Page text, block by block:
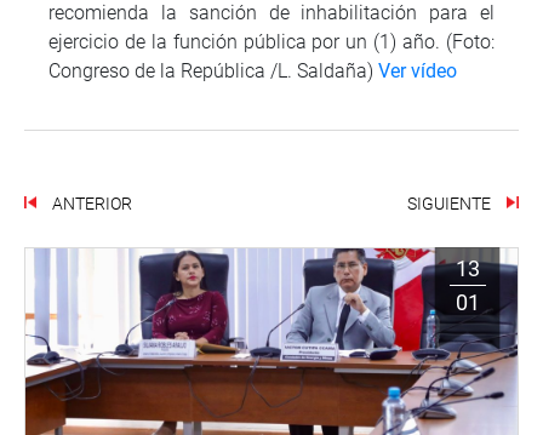
recomienda la sanción de inhabilitación para el
ejercicio de la función pública por un (1) año. (Foto:
Congreso de la República /L. Saldaña) Ver vídeo
ANTERIOR SIGUIENTE
13
01